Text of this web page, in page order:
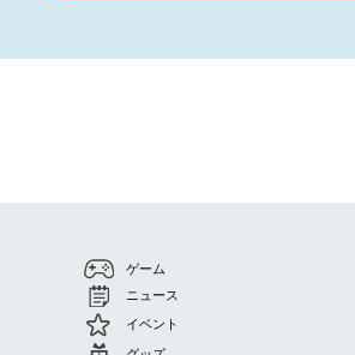
ゲーム
ニュース
イベント